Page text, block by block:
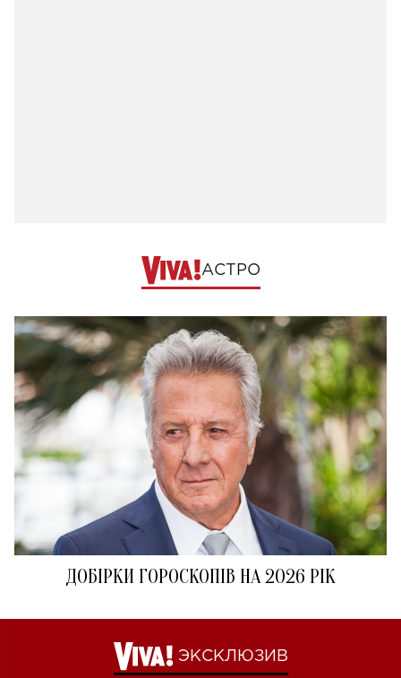
АСТРО
ДОБІРКИ ГОРОСКОПІВ НА 2026 РІК
ЭКСКЛЮЗИВ